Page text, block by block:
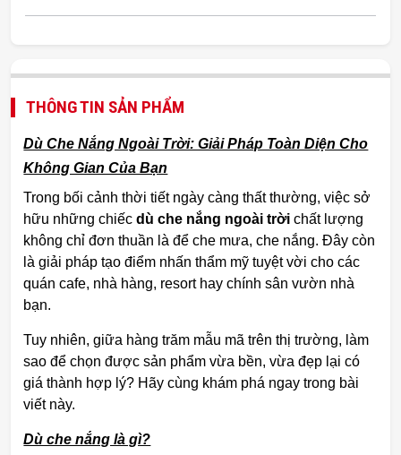
THÔNG TIN SẢN PHẨM
Dù Che Nắng Ngoài Trời: Giải Pháp Toàn Diện Cho
Không Gian Của Bạn
Trong bối cảnh thời tiết ngày càng thất thường, việc sở
hữu những chiếcdù che nắng ngoài trời chất lượng
không chỉ đơn thuần là để che mưa, che nắng. Đây còn
là giải pháp tạo điểm nhấn thẩm mỹ tuyệt vời cho các
quán cafe, nhà hàng, resort hay chính sân vườn nhà
bạn.
Tuy nhiên, giữa hàng trăm mẫu mã trên thị trường, làm
sao để chọn được sản phẩm vừa bền, vừa đẹp lại có
giá thành hợp lý? Hãy cùng khám phá ngay trong bài
viết này.
Dù che nắng là gì?